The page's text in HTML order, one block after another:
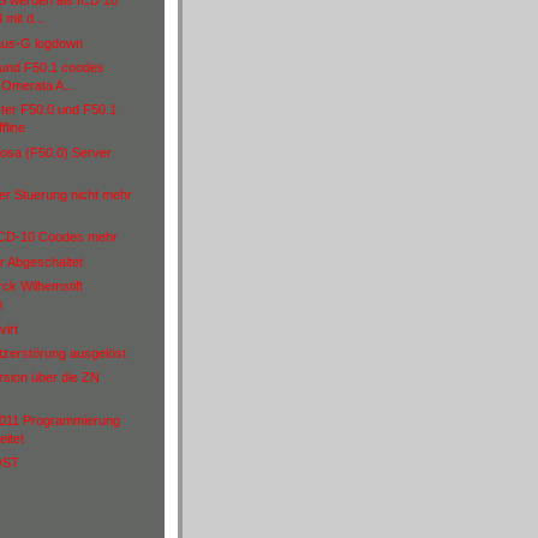
d...
G logdown
F50.1 coodes
A...
F50.0 und F50.1
(F50.0) Server
Stuerung nicht mehr
10 Coodes mehr
Abgeschaltet
Wilhemstift
ausgelöst
über die ZN
Programmierung